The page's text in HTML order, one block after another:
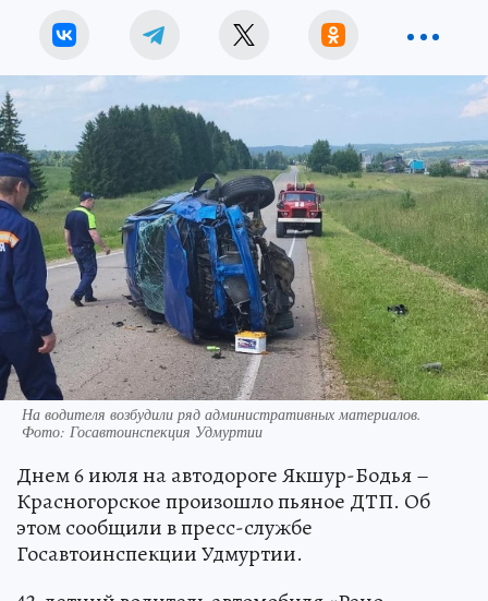
На водителя возбудили ряд административных материалов.
Фото: Госавтоинспекция Удмуртии
Днем 6 июля на автодороге Якшур-Бодья –
Красногорское произошло пьяное ДТП. Об
этом сообщили в пресс-службе
Госавтоинспекции Удмуртии.